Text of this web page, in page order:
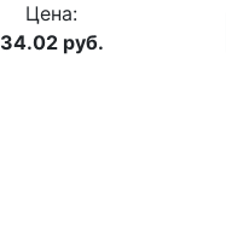
Цена:
34.02 руб.